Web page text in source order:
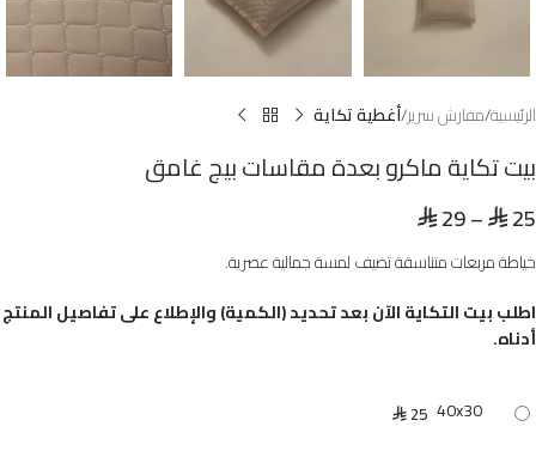
الرئيسية مفارش سريرأغطية تكاية
بيت تكاية ماكرو بعدة مقاسات بيج غامق
⃁25
–
⃁29
خياطة مربعات متناسقة تضيف لمسة جمالية عصرية.
اطلب بيت التكاية الآن بعد تحديد (الكمية) والإطلاع على تفاصيل المنتج
أدناه.
40x30
⃁ 25